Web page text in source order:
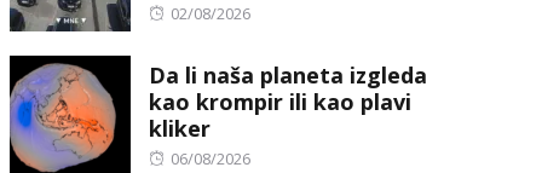
Posted
02/08/2026
Da li naša planeta izgleda
kao krompir ili kao plavi
kliker
Posted
06/08/2026